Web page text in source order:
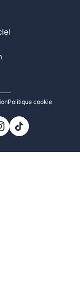
Politique cookie